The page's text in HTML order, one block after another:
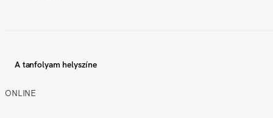
A tanfolyam helyszíne
ONLINE